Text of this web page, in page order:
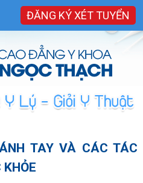
ĐĂNG KÝ XÉT TUYỂN
TAY VÀ CÁC TÁC